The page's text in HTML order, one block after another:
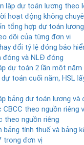
lập dự toán lương theo
hoạt động không
tổng hợp dự toán
dõi của từng đơn vị
đổi tỷ lệ đóng bảo
đóng và NLĐ đóng
dự toán 2 lần một năm
toán cuối năm, HSL
bảng dự toán lương và
theo nguồn riêng
theo nguồn riêng
bảng tính thuế và bảng
trong đơn vị